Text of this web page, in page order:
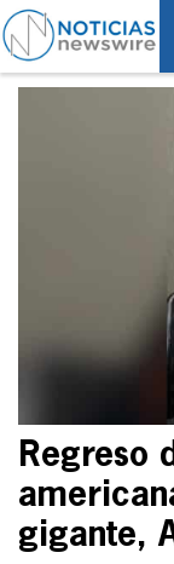
Regreso
gigante,